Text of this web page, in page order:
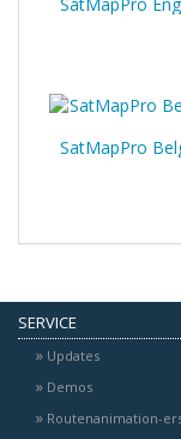
SatMapPro
SatMapPro
SERVICE
Updates
Demos
Routenanimation-